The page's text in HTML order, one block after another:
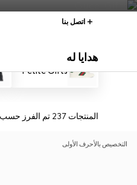
اتصل بنا
هدايا له
Petite Gifts
المنتجات 237 تم الفرز حسب
التخصيص بالأحرف الأولى